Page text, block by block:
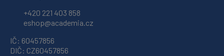
+420 221 403 858
eshop@academia.cz
IČ: 60457856
DIČ: CZ60457856